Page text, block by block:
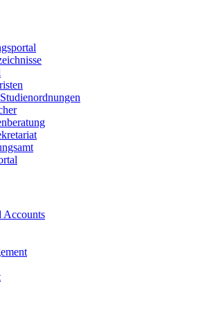
Accounts